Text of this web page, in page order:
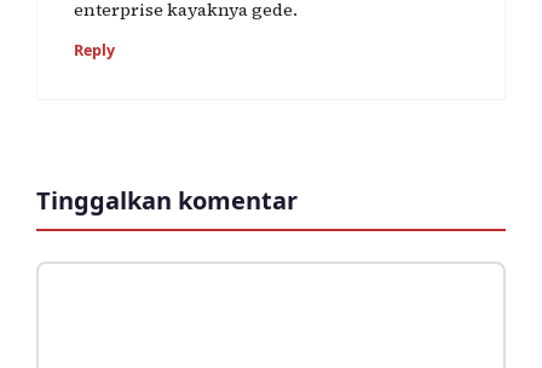
enterprise kayaknya gede.
Reply
Tinggalkan komentar
Komentar
Nama
Surel
Situs